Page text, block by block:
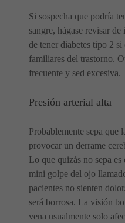
Si sospecha que podría
sangre, hágase revisar
de tener diabetes tipo 2 si
familiares del trastorno.
frecuente y sed excesiva.
Presión arterial alta
Probablemente sepa que
provocar un derrame
Lo que quizás no sepa
mini golpe del ojo
pacientes no sienten
será borrosa. La visión
vena usualmente solo